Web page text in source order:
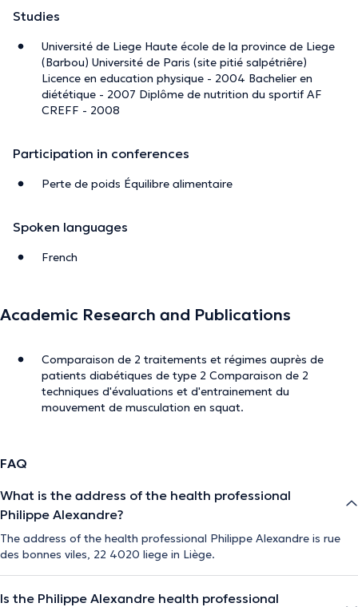
Studies
Université de Liege Haute école de la province de Liege
(Barbou) Université de Paris (site pitié salpétriêre)
Licence en education physique - 2004 Bachelier en
diététique - 2007 Diplôme de nutrition du sportif AF
CREFF - 2008
Participation in conferences
Perte de poids Équilibre alimentaire
Spoken languages
French
Academic Research and Publications
Comparaison de 2 traitements et régimes auprès de
patients diabétiques de type 2 Comparaison de 2
techniques d'évaluations et d'entrainement du
mouvement de musculation en squat.
FAQ
What is the address of the health professional
Philippe Alexandre?
The address of the health professional Philippe Alexandre is rue
des bonnes viles, 22 4020 liege in Liège.
Is the Philippe Alexandre health professional